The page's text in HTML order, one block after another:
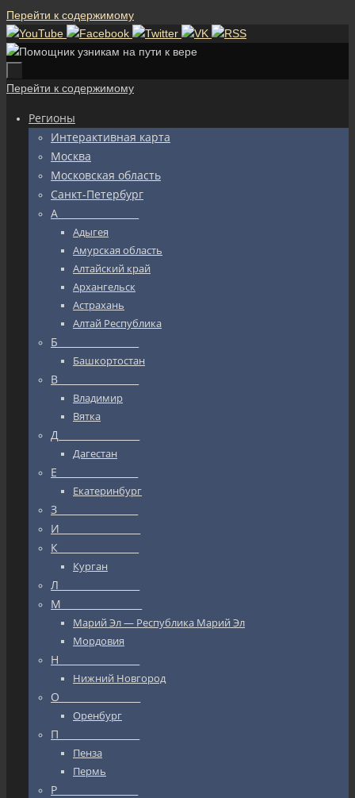
Перейти к содержимому
Перейти к содержимому
Регионы
Интерактивная карта
Москва
Московская область
Санкт-Петербург
А_________________
Адыгея
Амурская область
Алтайский край
Архангельск
Астрахань
Алтай Республика
Б_________________
Башкортостан
В_________________
Владимир
Вятка
Д_________________
Дагестан
Е_________________
Екатеринбург
З_________________
И_________________
К_________________
Курган
Л_________________
М_________________
Марий Эл — Республика Марий Эл
Мордовия
Н_________________
Нижний Новгород
О_________________
Оренбург
П_________________
Пенза
Пермь
Р_________________